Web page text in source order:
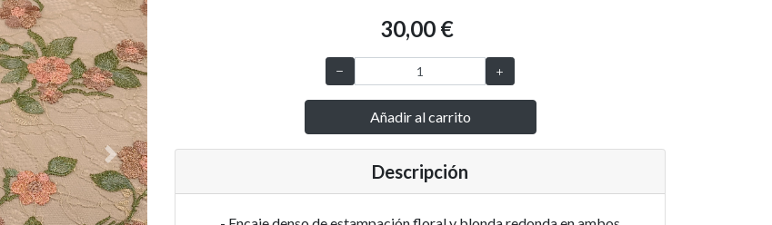
Next
30,00 €
Añadir al carrito
Descripción